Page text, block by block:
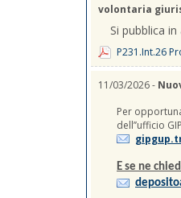
volontaria
Si pubblica
P231.Int.26
11/03/2026 -
Per
dell’’ufficio
E se ne